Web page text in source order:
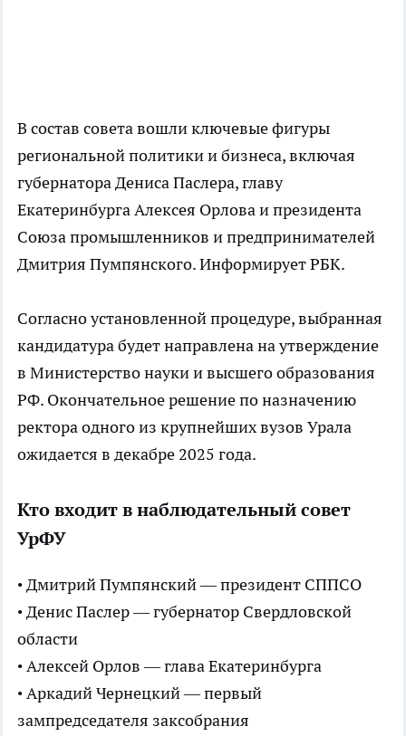
В состав совета вошли ключевые фигуры
региональной политики и бизнеса, включая
губернатора Дениса Паслера, главу
Екатеринбурга Алексея Орлова и президента
Союза промышленников и предпринимателей
Дмитрия Пумпянского. ИнформируетРБК.
Согласно установленной процедуре, выбранная
кандидатура будет направлена на утверждение
в Министерство науки и высшего образования
РФ. Окончательное решение по назначению
ректора одного из крупнейших вузов Урала
ожидается в декабре 2025 года.
Кто входит в наблюдательный совет
УрФУ
• Дмитрий Пумпянский — президент СППСО
• Денис Паслер — губернатор Свердловской
области
• Алексей Орлов — глава Екатеринбурга
• Аркадий Чернецкий — первый
зампредседателя заксобрания